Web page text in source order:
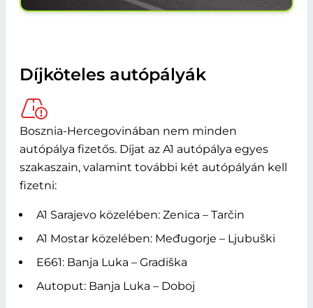
Díjköteles autópályák
Bosznia-Hercegovinában nem minden
autópálya fizetős. Díjat az A1 autópálya egyes
szakaszain, valamint további két autópályán kell
fizetni:
A1 Sarajevo közelében: Zenica – Tarčin
A1 Mostar közelében: Međugorje – Ljubuški
E661: Banja Luka – Gradiška
Autoput: Banja Luka – Doboj